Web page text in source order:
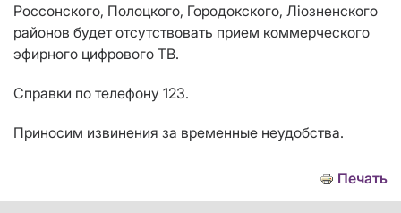
Россонского, Полоцкого, Городокского, Ліозненского
районов будет отсутствовать прием коммерческого
эфирного цифрового ТВ.
Справки по телефону 123.
Приносим извинения за временные неудобства.
Печать